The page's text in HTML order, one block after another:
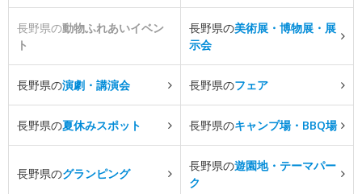
長野県の動物ふれあいイベン
ト
長野県の美術展・博物展・展
示会
長野県の演劇・講演会 長野県のフェア
長野県の夏休みスポット 長野県のキャンプ場・BBQ場
長野県のグランピング
長野県の遊園地・テーマパー
ク